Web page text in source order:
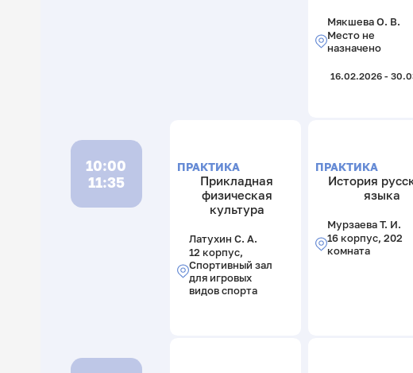
Мякшева О. В.
Место не
назначено
16.02.2026 -
10:00
11:35
ПРАКТИКА
Прикладная
физическая
культура
Латухин С. А.
12 корпус,
Спортивный зал
для игровых
видов спорта
ПРАКТИКА
История
языка
Мурзаева Т. И.
16 корпус, 202
комната